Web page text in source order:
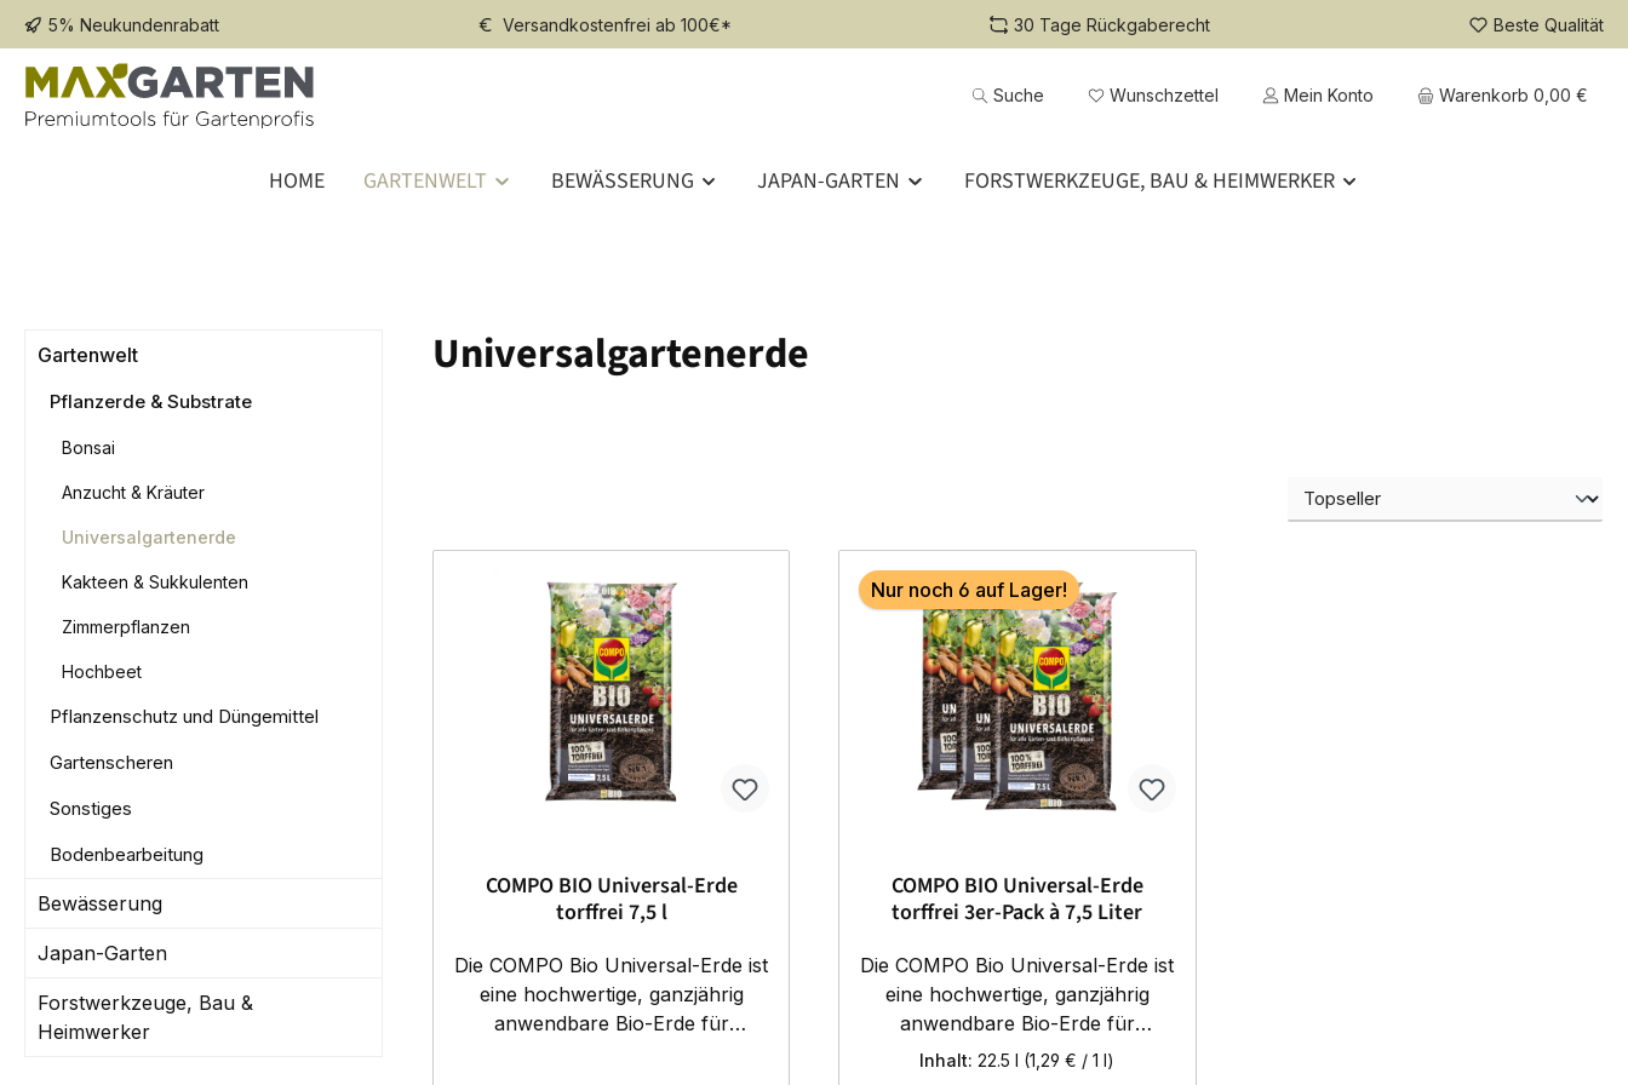
Hauptinhalt springen
Zur Suche springen
Zur Hauptnavigation springen
5% Neukundenrabatt Versandkostenfrei ab 100€* 30 Tage Rückgaberecht Beste Qualität
Suche Wunschzettel Du hast 0 Produkte auf dem Merkzettel
Mein Konto Warenkorb 0,00 €
HOME GARTENWELT BEWÄSSERUNG JAPAN-GARTEN FORSTWERKZEUGE, BAU & HEIMWERKER
Gartenwelt
Pflanzerde & Substrate
Bonsai
Anzucht & Kräuter
Universalgartenerde
Kakteen & Sukkulenten
Zimmerpflanzen
Hochbeet
Pflanzenschutz und Düngemittel
Gartenscheren
Sonstiges
Bodenbearbeitung
Bewässerung
Japan-Garten
Forstwerkzeuge, Bau &
Heimwerker
Universalgartenerde
COMPO BIO Universal-Erde
torffrei 7,5 l
Die COMPO Bio Universal-Erde ist
eine hochwertige, ganzjährig
anwendbare Bio-Erde für
Nur noch 6 auf Lager!
COMPO BIO Universal-Erde
torffrei 3er-Pack à 7,5 Liter
Die COMPO Bio Universal-Erde ist
eine hochwertige, ganzjährig
anwendbare Bio-Erde für
Zierpflanzen, Zimmerpflanzen,
Inhalt:22.5 l (1,29 € / 1 l)